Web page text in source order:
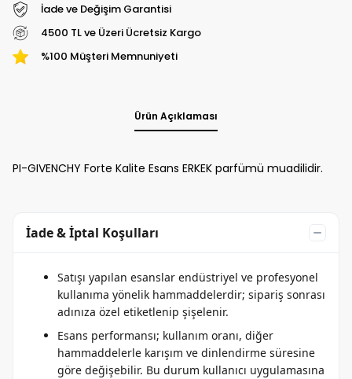
İade ve Değişim Garantisi
4500 TL ve Üzeri Ücretsiz Kargo
%100 Müşteri Memnuniyeti
Ürün Açıklaması
PI-GIVENCHY Forte Kalite Esans ERKEK parfümü muadilidir.
İade & İptal Koşulları
Satışı yapılan esanslar endüstriyel ve profesyonel
kullanıma yönelik hammaddelerdir; sipariş sonrası
adınıza özel etiketlenip şişelenir.
Esans performansı; kullanım oranı, diğer
hammaddelerle karışım ve dinlendirme süresine
göre değişebilir. Bu durum kullanıcı uygulamasına